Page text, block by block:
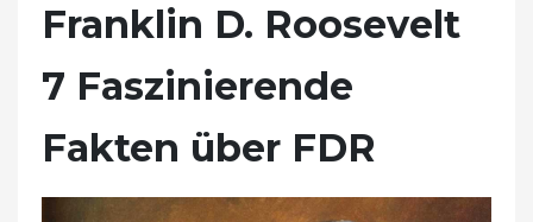
Franklin D. Roosevelt
7 Faszinierende
Fakten über FDR